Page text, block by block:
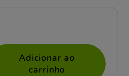
Adicionar ao
carrinho